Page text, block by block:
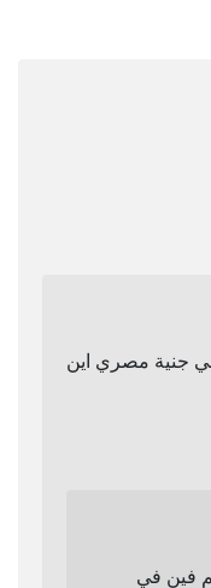
الي جنية مصري اين
فين في